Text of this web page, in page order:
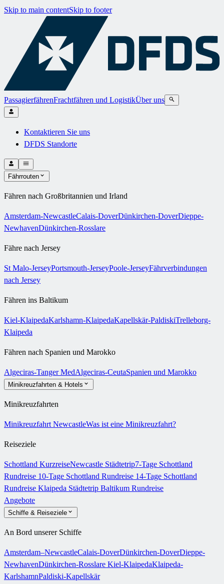
Skip to main contentSkip to footer
PassagierfährenFrachtfähren und LogistikÜber uns
Kontaktieren Sie uns
DFDS Standorte
Fährrouten
Fähren nach Großbritannien und Irland
Amsterdam-NewcastleCalais-DoverDünkirchen-DoverDieppe-
NewhavenDünkirchen-Rosslare
Fähre nach Jersey
St Malo-JerseyPortsmouth-JerseyPoole-JerseyFährverbindungen
nach Jersey
Fähren ins Baltikum
Kiel-KlaipedaKarlshamn-KlaipedaKapellskär-PaldiskiTrelleborg-
Klaipeda
Fähren nach Spanien und Marokko
Algeciras-Tanger MedAlgeciras-CeutaSpanien und Marokko
Minikreuzfahrten & Hotels
Minikreuzfahrten
Minikreuzfahrt NewcastleWas ist eine Minikreuzfahrt?
Reiseziele
Schottland KurzreiseNewcastle Städtetrip7-Tage Schottland
Rundreise 10-Tage Schottland Rundreise 14-Tage Schottland
Rundreise Klaipeda Städtetrip Baltikum Rundreise
Angebote
Schiffe & Reiseziele
An Bord unserer Schiffe
Amsterdam–NewcastleCalais-DoverDünkirchen-DoverDieppe-
NewhavenDünkirchen-Rosslare Kiel-KlaipedaKlaipeda-
KarlshamnPaldiski-Kapellskär